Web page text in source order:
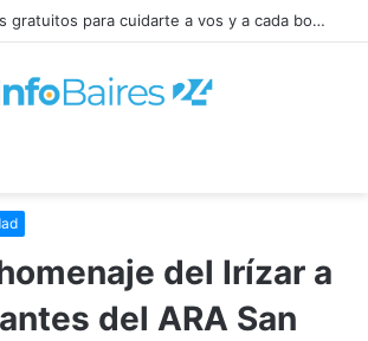
Medicamentos gratuitos para cuidarte a vos y a cada bonaerense
del Irízar a
del ARA San